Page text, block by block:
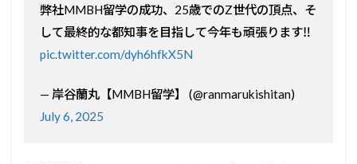
弊社MMBH留学の成功、25歳でのZ世代の頂点、そ
して最終的な都知事を目指して今年も頑張ります‼️
pic.twitter.com/dyh6hfkX5N
— 岸谷蘭丸【MMBH留学】 (@ranmarukishitan)
July 6, 2025